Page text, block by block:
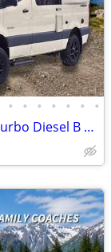
• • • • • • •
2026 Entegra Launch 19Y AWD 2.0L I4 Turbo Diesel B Van